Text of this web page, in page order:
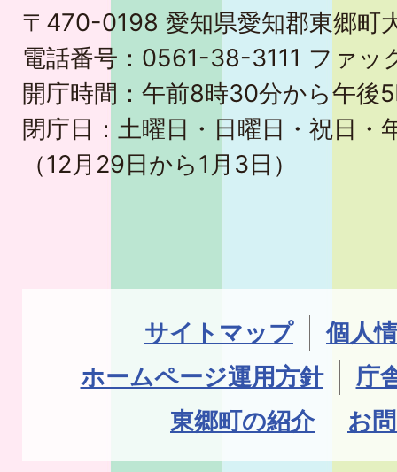
〒470-0198 愛知県愛知郡東郷町
電話番号：0561-38-3111 ファ
開庁時間：午前8時30分から午後
閉庁日：土曜日・日曜日・祝日・
（12月29日から1月3日）
サイトマップ
個人
ホームページ運用方針
庁
東郷町の紹介
お